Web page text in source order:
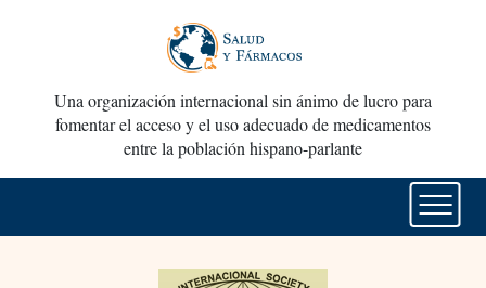
Una organización internacional sin ánimo de lucro para
fomentar el acceso y el uso adecuado de medicamentos
entre la población hispano-parlante